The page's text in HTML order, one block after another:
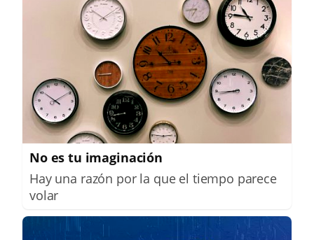
No es tu imaginación
Hay una razón por la que el tiempo parece
volar